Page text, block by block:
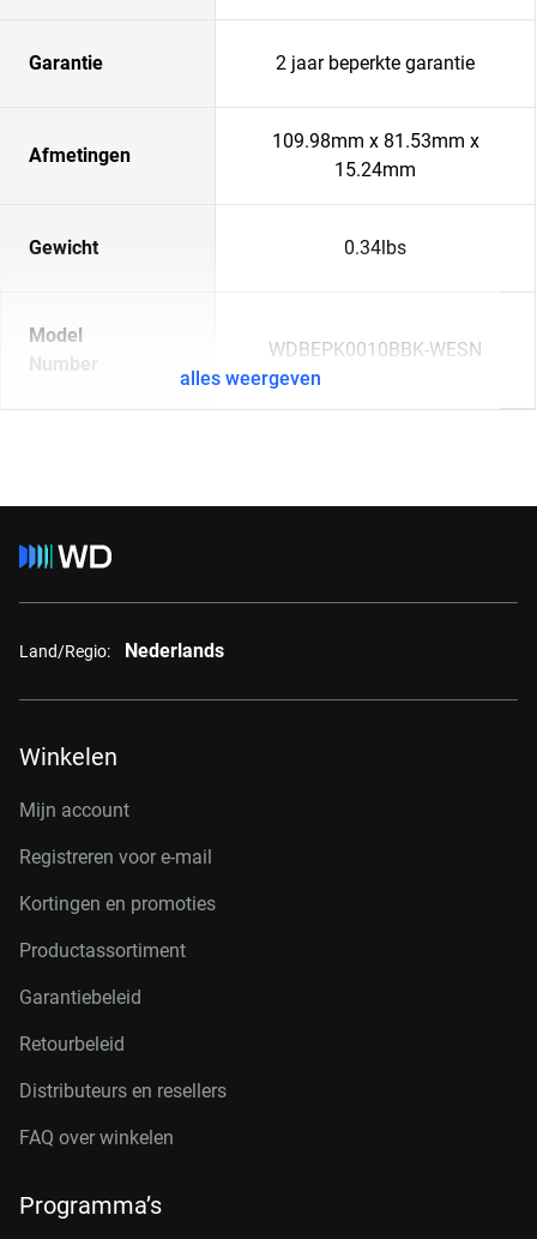
Garantie 2 jaar beperkte garantie
Afmetingen
109.98mm x 81.53mm x
15.24mm
Gewicht 0.34lbs
Model
Number
WDBEPK0010BBK-WESN
alles weergeven
Land/Regio: Nederlands
Winkelen
Mijn account
Registreren voor e-mail
Kortingen en promoties
Productassortiment
Garantiebeleid
Retourbeleid
Distributeurs en resellers
FAQ over winkelen
Programma’s